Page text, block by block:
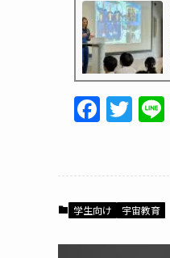
F
a
e
b
o
T
w
er
学生向け 宇宙教育